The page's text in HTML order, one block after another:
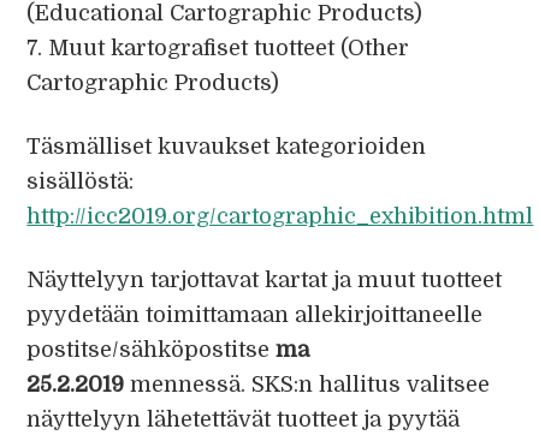
(Educational Cartographic Products)
7. Muut kartografiset tuotteet (Other
Cartographic Products)
Täsmälliset kuvaukset kategorioiden
sisällöstä:
http://icc2019.org/cartographic_exhibition.html
Näyttelyyn tarjottavat kartat ja muut tuotteet
pyydetään toimittamaan allekirjoittaneelle
postitse/sähköpostitsema
25.2.2019 mennessä. SKS:n hallitus valitsee
näyttelyyn lähetettävät tuotteet ja pyytää